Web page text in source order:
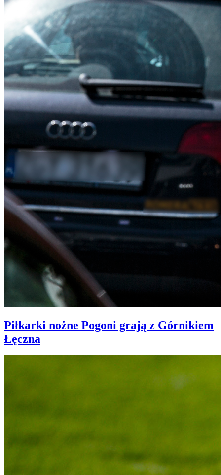
Piłkarki nożne Pogoni grają z Górnikiem
Łęczna